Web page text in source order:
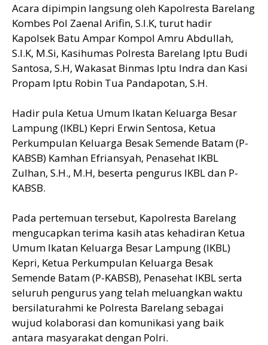
Acara dipimpin langsung oleh Kapolresta Barelang
Kombes Pol Zaenal Arifin, S.I.K, turut hadir
Kapolsek Batu Ampar Kompol Amru Abdullah,
S.I.K, M.Si, Kasihumas Polresta Barelang Iptu Budi
Santosa, S.H, Wakasat Binmas Iptu Indra dan Kasi
Propam Iptu Robin Tua Pandapotan, S.H.
Hadir pula Ketua Umum Ikatan Keluarga Besar
Lampung (IKBL) Kepri Erwin Sentosa, Ketua
Perkumpulan Keluarga Besak Semende Batam (P-
KABSB) Kamhan Efriansyah, Penasehat IKBL
Zulhan, S.H., M.H, beserta pengurus IKBL dan P-
KABSB.
Pada pertemuan tersebut, Kapolresta Barelang
mengucapkan terima kasih atas kehadiran Ketua
Umum Ikatan Keluarga Besar Lampung (IKBL)
Kepri, Ketua Perkumpulan Keluarga Besak
Semende Batam (P-KABSB), Penasehat IKBL serta
seluruh pengurus yang telah meluangkan waktu
bersilaturahmi ke Polresta Barelang sebagai
wujud kolaborasi dan komunikasi yang baik
antara masyarakat dengan Polri.